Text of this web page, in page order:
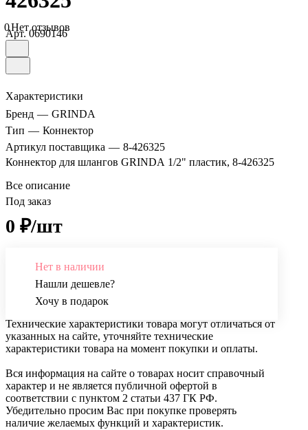
0Нет отзывов
Арт.0690146
Характеристики
Бренд — GRINDA
Тип — Коннектор
Артикул поставщика — 8-426325
Коннектор для шлангов GRINDA 1/2" пластик, 8-426325
Все описание
Под заказ
0 ₽/шт
Нет в наличии
Нашли дешевле?
Хочу в подарок
Технические характеристики товара могут отличаться от
указанных на сайте, уточняйте технические
характеристики товара на момент покупки и оплаты.
Вся информация на сайте о товарах носит справочный
характер и не является публичной офертой в
соответствии с пунктом 2 статьи 437 ГК РФ.
Убедительно просим Вас при покупке проверять
наличие желаемых функций и характеристик.